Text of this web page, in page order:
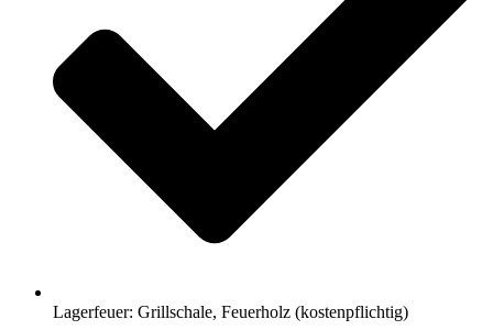
Lagerfeuer: Grillschale, Feuerholz (kostenpflichtig)